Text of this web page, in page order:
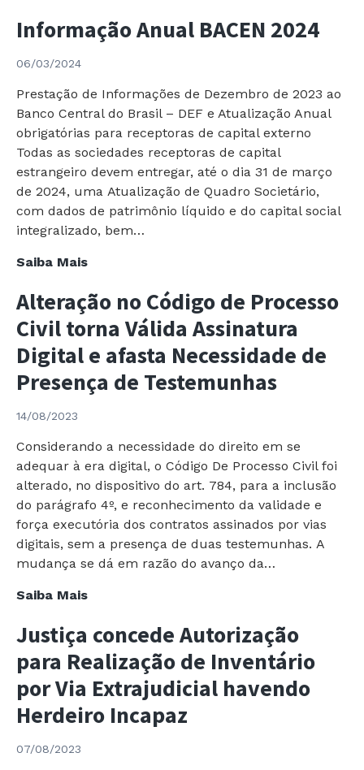
Capital
Brasileiro
Exterior
2024
Ano-
Base
Informação Anual BACEN 2024
06/03/2024
Prestação de Informações de Dezembro de 2023 ao
Banco Central do Brasil – DEF e Atualização Anual
obrigatórias para receptoras de capital externo
Todas as sociedades receptoras de capital
estrangeiro devem entregar, até o dia 31 de março
de 2024, uma Atualização de Quadro Societário,
com dados de patrimônio líquido e do capital social
integralizado, bem…
Saiba MaisInformação
BACEN 2024
Alteração no Código de Processo
Civil torna Válida Assinatura
Digital e afasta Necessidade de
Presença de Testemunhas
14/08/2023
Considerando a necessidade do direito em se
adequar à era digital, o Código De Processo Civil foi
alterado, no dispositivo do art. 784, para a inclusão
do parágrafo 4º, e reconhecimento da validade e
força executória dos contratos assinados por vias
digitais, sem a presença de duas testemunhas. A
mudança se dá em razão do avanço da…
Saiba MaisAlteração
Código
Processo
Civil
torna
Justiça concede Autorização
para Realização de Inventário
por Via Extrajudicial havendo
Herdeiro Incapaz
07/08/2023